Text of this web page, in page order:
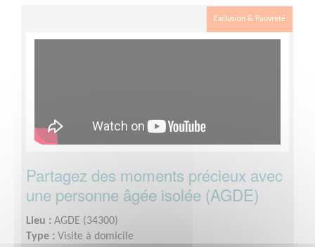
Exclusion & Pauvreté
Partagez des moments précieux avec
une personne âgée isolée (AGDE)
Lieu : AGDE (34300)
Type : Visite à domicile